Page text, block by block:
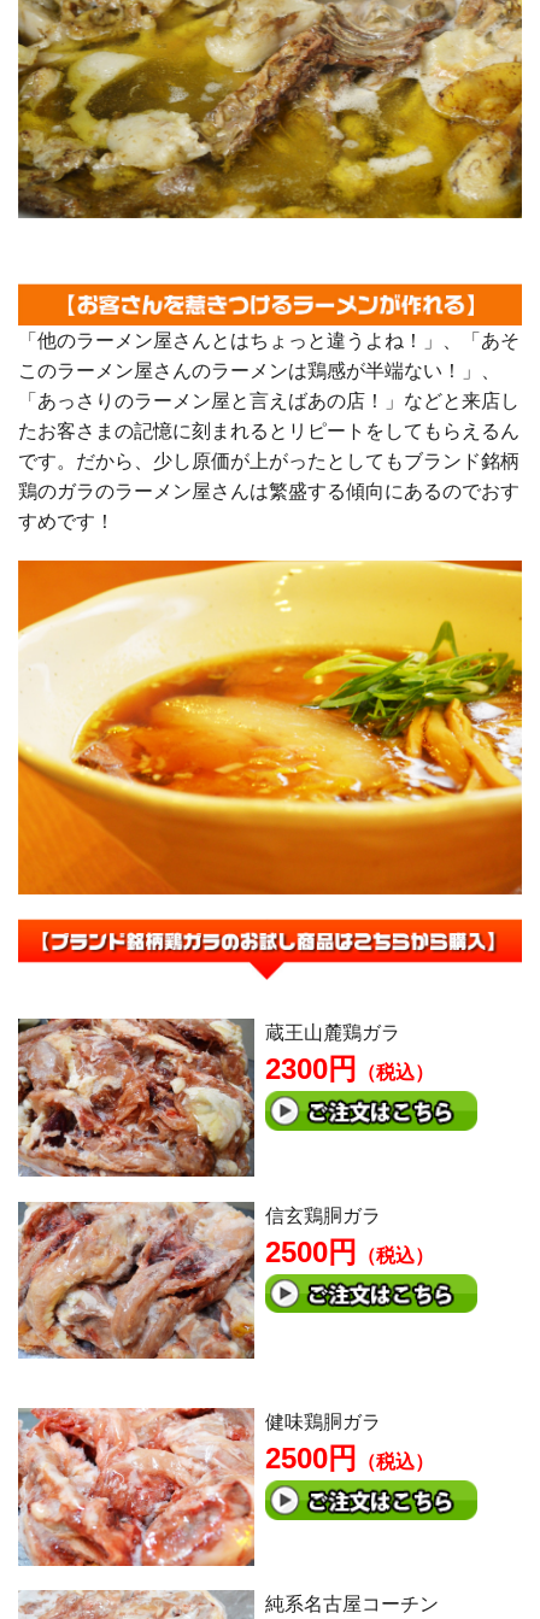
「他のラーメン屋さんとはちょっと違うよね！」、「あそ
このラーメン屋さんのラーメンは鶏感が半端ない！」、
「あっさりのラーメン屋と言えばあの店！」などと来店し
たお客さまの記憶に刻まれるとリピートをしてもらえるん
です。だから、少し原価が上がったとしてもブランド銘柄
鶏のガラのラーメン屋さんは繁盛する傾向にあるのでおす
すめです！
蔵王山麓鶏ガラ
2300円 （税込）
信玄鶏胴ガラ
2500円 （税込）
健味鶏胴ガラ
2500円 （税込）
純系名古屋コーチン